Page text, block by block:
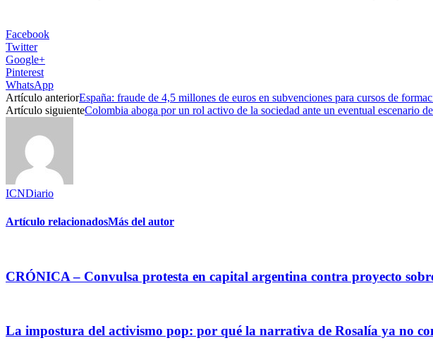
Facebook
Twitter
Google+
Pinterest
WhatsApp
Artículo anteriorEspaña: fraude de 4,5 millones de euros en subvenciones para cursos de
Artículo siguienteColombia aboga por un rol activo de la sociedad ante un eventual escenario
ICNDiario
Artículo relacionadosMás del autor
CRÓNICA – Convulsa protesta en capital argentina contra proyecto
La impostura del activismo pop: por qué la narrativa de Rosalía ya no